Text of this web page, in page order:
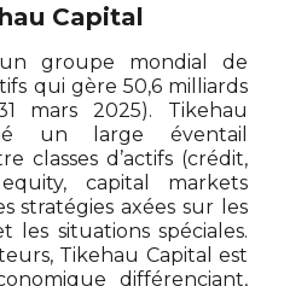
Capital
groupe mondial de
qui gère 50,6 milliards
mars 2025). Tikehau
un large éventail
classes d’actifs (crédit,
capital markets
stratégies axées sur les
les situations spéciales.
Tikehau Capital est
différenciant,